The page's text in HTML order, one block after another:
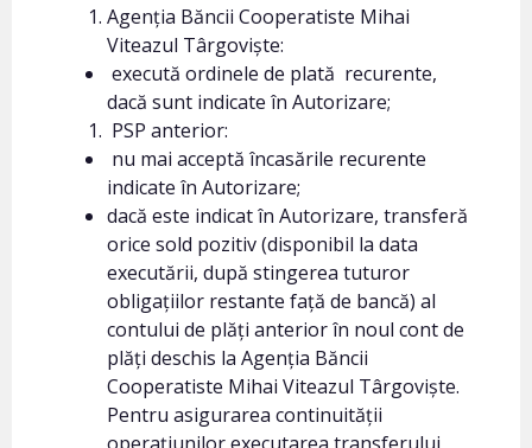
Agenția Băncii Cooperatiste Mihai
Viteazul Târgoviște:
execută ordinele de plată recurente,
dacă sunt indicate în Autorizare;
PSP anterior:
nu mai acceptă încasările recurente
indicate în Autorizare;
dacă este indicat în Autorizare, transferă
orice sold pozitiv (disponibil la data
executării, după stingerea tuturor
obligațiilor restante față de bancă) al
contului de plăți anterior în noul cont de
plăți deschis la Agenția Băncii
Cooperatiste Mihai Viteazul Târgoviște.
Pentru asigurarea continuității